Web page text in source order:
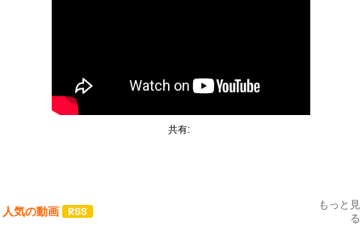
共有:
人気の動画
もっと見
る